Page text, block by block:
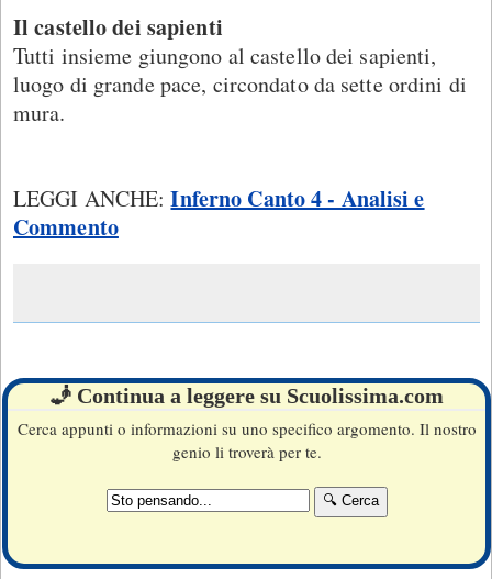
Il castello dei sapienti
Tutti insieme giungono al castello dei sapienti,
luogo di grande pace, circondato da sette ordini di
mura.
LEGGI ANCHE:Inferno Canto 4 - Analisi e
Commento
🧞 Continua a leggere su Scuolissima.com
Cerca appunti o informazioni su uno specifico argomento. Il nostro
genio li troverà per te.